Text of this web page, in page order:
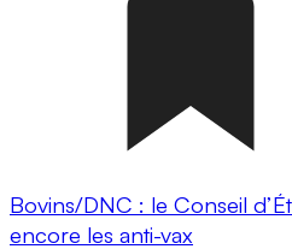
Bovins/DNC : le Conseil
encore les anti-vax